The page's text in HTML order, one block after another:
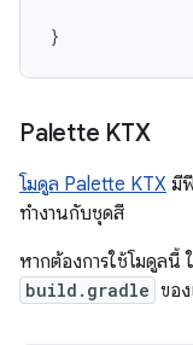
}
Palette KTX
โมดูล Palette KTX มี
ทำงานกับชุดสี
หากต้องการใช้โมดูล
build.gradle ขอ